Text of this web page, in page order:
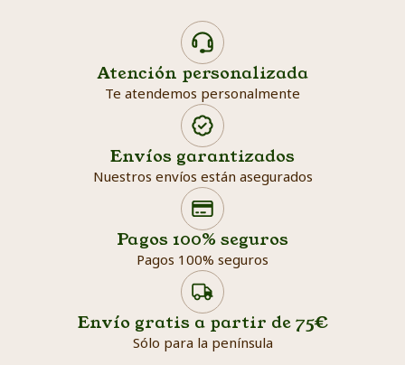
Atención personalizada
Te atendemos personalmente
Envíos garantizados
Nuestros envíos están asegurados
Pagos 100% seguros
Pagos 100% seguros
Envío gratis a partir de 75€
Sólo para la península
Search products